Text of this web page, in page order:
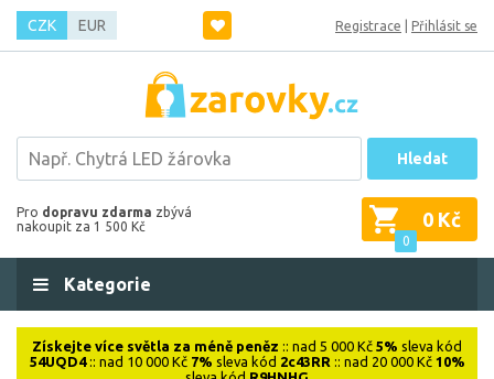
CZK EUR Registrace Přihlásit se
Hledat
Pro dopravu zdarma zbývá
nakoupit za 1 500 Kč
0
0 Kč
Kategorie
Získejte více světla za méně peněz :: nad 5 000 Kč 5% sleva kód
54UQD4:: nad 10 000 Kč 7% sleva kód 2c43RR :: nad 20 000 Kč 10%